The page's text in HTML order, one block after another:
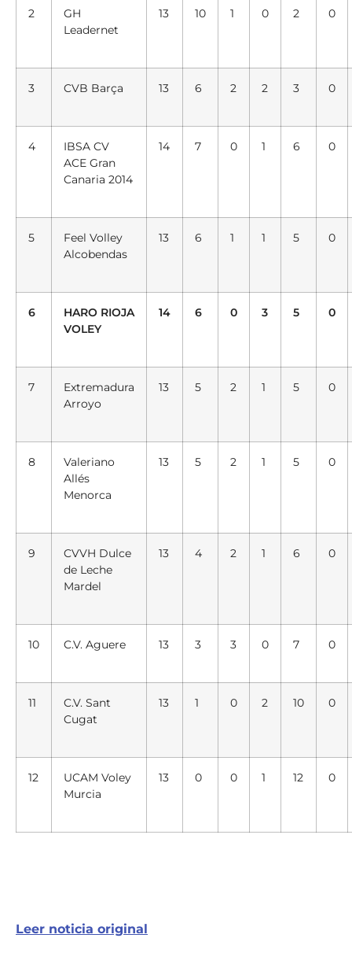
2
GH
Leadernet
13 10 1 0 2 0
3 CVB Barça 13 6 2 2 3 0
4
IBSA CV
ACE Gran
Canaria 2014
14 7 0 1 6 0
5
Feel Volley
Alcobendas
13 6 1 1 5 0
6
HARO RIOJA
VOLEY
14 6 0 3 5 0
7
Extremadura
Arroyo
13 5 2 1 5 0
8
Valeriano
Allés
Menorca
13 5 2 1 5 0
9 CVVH Dulce
de Leche
Mardel
13 4 2 1 6 0
10 C.V. Aguere 13 3 3 0 7 0
11 C.V. Sant
Cugat
13 1 0 2 10 0
12
UCAM Voley
Murcia
13 0 0 1 12 0
Leer noticia original